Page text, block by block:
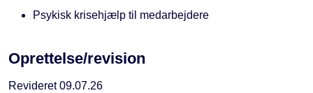
Psykisk krisehjælp til medarbejdere
Oprettelse/revision
Revideret 09.07.26